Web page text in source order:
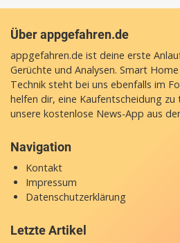
Über appgefahren.de
appgefahren.de ist deine erste
Gerüchte und Analysen. Smart
Technik steht bei uns ebenfalls im
helfen dir, eine Kaufentscheidung zu
unsere kostenlose News-App aus
Navigation
Kontakt
Impressum
Datenschutzerklärung
Letzte Artikel